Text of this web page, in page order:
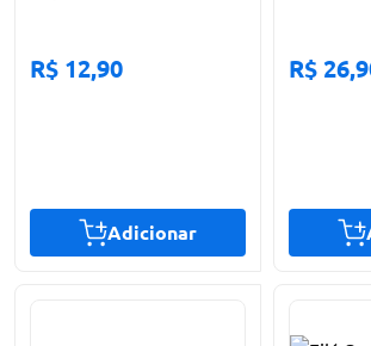
R$ 12,90
Adicionar
R$